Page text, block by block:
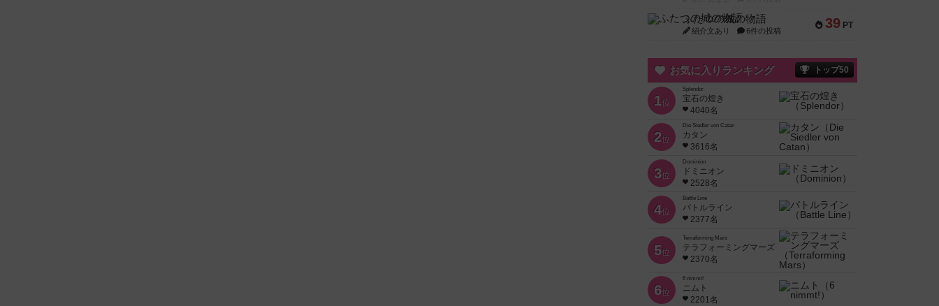
39 PT
ふたつの城の物語
紹介文あり 6件の投稿
お気に入りランキング トップ50
1位
Splendor
宝石の煌き
4040名
2位
Die Siedler von Catan
カタン
3616名
3位
Dominion
ドミニオン
2528名
4位
Battle Line
バトルライン
2377名
5位
Terraforming Mars
テラフォーミングマーズ
2370名
6位
6 nimmt!
ニムト
2201名